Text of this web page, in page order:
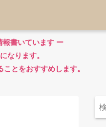
報書いています ー
なります。
とをおすすめします。